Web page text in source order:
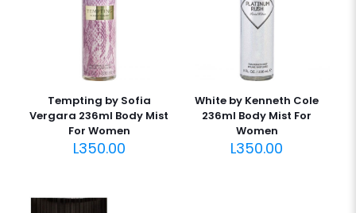
Tempting by Sofia
Vergara 236ml Body Mist
For Women
L350.00
White by Kenneth Cole
236ml Body Mist For
Women
L350.00